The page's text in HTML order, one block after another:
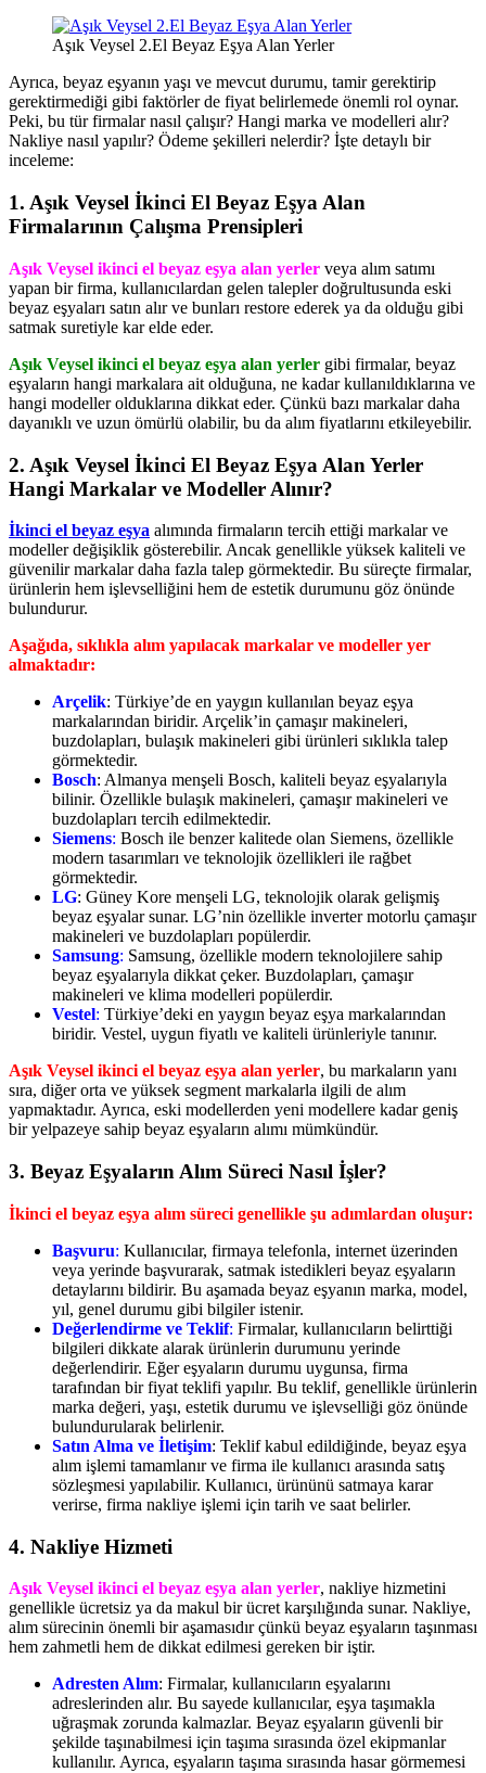
Aşık Veysel 2.El Beyaz Eşya Alan Yerler
Ayrıca, beyaz eşyanın yaşı ve mevcut durumu, tamir gerektirip
gerektirmediği gibi faktörler de fiyat belirlemede önemli rol oynar.
Peki, bu tür firmalar nasıl çalışır? Hangi marka ve modelleri alır?
Nakliye nasıl yapılır? Ödeme şekilleri nelerdir? İşte detaylı bir
inceleme:
1. Aşık Veysel İkinci El Beyaz Eşya Alan
Firmalarının Çalışma Prensipleri
Aşık Veysel ikinci el beyaz eşya alan yerler veya alım satımı
yapan bir firma, kullanıcılardan gelen talepler doğrultusunda eski
beyaz eşyaları satın alır ve bunları restore ederek ya da olduğu gibi
satmak suretiyle kar elde eder.
Aşık Veysel ikinci el beyaz eşya alan yerler gibi firmalar, beyaz
eşyaların hangi markalara ait olduğuna, ne kadar kullanıldıklarına ve
hangi modeller olduklarına dikkat eder. Çünkü bazı markalar daha
dayanıklı ve uzun ömürlü olabilir, bu da alım fiyatlarını etkileyebilir.
2. Aşık Veysel İkinci El Beyaz Eşya Alan Yerler
Hangi Markalar ve Modeller Alınır?
İkinci el beyaz eşya alımında firmaların tercih ettiği markalar ve
modeller değişiklik gösterebilir. Ancak genellikle yüksek kaliteli ve
güvenilir markalar daha fazla talep görmektedir. Bu süreçte firmalar,
ürünlerin hem işlevselliğini hem de estetik durumunu göz önünde
bulundurur.
Aşağıda, sıklıkla alım yapılacak markalar ve modeller yer
almaktadır:
Arçelik: Türkiye’de en yaygın kullanılan beyaz eşya
markalarından biridir. Arçelik’in çamaşır makineleri,
buzdolapları, bulaşık makineleri gibi ürünleri sıklıkla talep
görmektedir.
Bosch: Almanya menşeli Bosch, kaliteli beyaz eşyalarıyla
bilinir. Özellikle bulaşık makineleri, çamaşır makineleri ve
buzdolapları tercih edilmektedir.
Siemens: Bosch ile benzer kalitede olan Siemens, özellikle
modern tasarımları ve teknolojik özellikleri ile rağbet
görmektedir.
LG: Güney Kore menşeli LG, teknolojik olarak gelişmiş
beyaz eşyalar sunar. LG’nin özellikle inverter motorlu çamaşır
makineleri ve buzdolapları popülerdir.
Samsung: Samsung, özellikle modern teknolojilere sahip
beyaz eşyalarıyla dikkat çeker. Buzdolapları, çamaşır
makineleri ve klima modelleri popülerdir.
Vestel: Türkiye’deki en yaygın beyaz eşya markalarından
biridir. Vestel, uygun fiyatlı ve kaliteli ürünleriyle tanınır.
Aşık Veysel ikinci el beyaz eşya alan yerler, bu markaların yanı
sıra, diğer orta ve yüksek segment markalarla ilgili de alım
yapmaktadır. Ayrıca, eski modellerden yeni modellere kadar geniş
bir yelpazeye sahip beyaz eşyaların alımı mümkündür.
3. Beyaz Eşyaların Alım Süreci Nasıl İşler?
İkinci el beyaz eşya alım süreci genellikle şu adımlardan oluşur:
Başvuru: Kullanıcılar, firmaya telefonla, internet üzerinden
veya yerinde başvurarak, satmak istedikleri beyaz eşyaların
detaylarını bildirir. Bu aşamada beyaz eşyanın marka, model,
yıl, genel durumu gibi bilgiler istenir.
Değerlendirme ve Teklif: Firmalar, kullanıcıların belirttiği
bilgileri dikkate alarak ürünlerin durumunu yerinde
değerlendirir. Eğer eşyaların durumu uygunsa, firma
tarafından bir fiyat teklifi yapılır. Bu teklif, genellikle ürünlerin
marka değeri, yaşı, estetik durumu ve işlevselliği göz önünde
bulundurularak belirlenir.
Satın Alma ve İletişim: Teklif kabul edildiğinde, beyaz eşya
alım işlemi tamamlanır ve firma ile kullanıcı arasında satış
sözleşmesi yapılabilir. Kullanıcı, ürününü satmaya karar
verirse, firma nakliye işlemi için tarih ve saat belirler.
4. Nakliye Hizmeti
Aşık Veysel ikinci el beyaz eşya alan yerler, nakliye hizmetini
genellikle ücretsiz ya da makul bir ücret karşılığında sunar. Nakliye,
alım sürecinin önemli bir aşamasıdır çünkü beyaz eşyaların taşınması
hem zahmetli hem de dikkat edilmesi gereken bir iştir.
Adresten Alım: Firmalar, kullanıcıların eşyalarını
adreslerinden alır. Bu sayede kullanıcılar, eşya taşımakla
uğraşmak zorunda kalmazlar. Beyaz eşyaların güvenli bir
şekilde taşınabilmesi için taşıma sırasında özel ekipmanlar
kullanılır. Ayrıca, eşyaların taşıma sırasında hasar görmemesi